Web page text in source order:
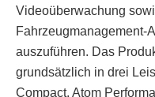
Videoüberwachung
Fahrzeugmanagement-
auszuführen. Das
grundsätzlich in drei
Compact, Atom